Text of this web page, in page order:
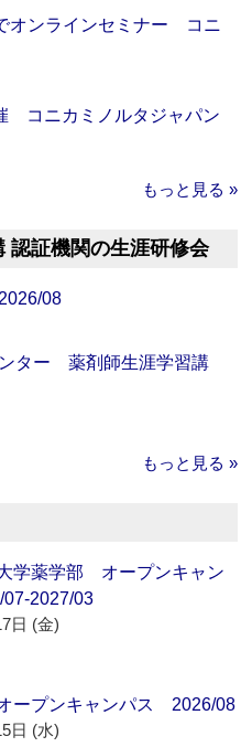
オンラインセミナー コニ
コニカミノルタジャパン
もっと見る »
認証機関の生涯研修会
08
ター 薬剤師生涯学習講
もっと見る »
学薬学部 オープンキャン
2027/03
日 (金)
ープンキャンパス 2026/08
日 (水)